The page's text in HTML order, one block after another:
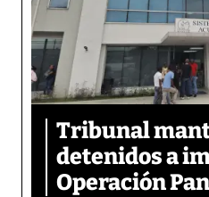
Tribunal
detenidos a
Operación